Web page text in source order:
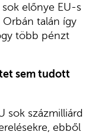
előnye EU-s
talán így
több pénzt
sem tudott
sok százmilliárd
ebből